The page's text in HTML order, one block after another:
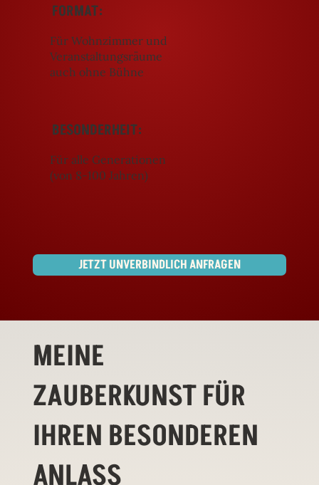
MEINE
ZAUBERKUNST FÜR
IHREN BESONDEREN
ANLASS
FORMAT:
Für Wohnzimmer und
Veranstaltungsräume
auch ohne Bühne
BESONDERHEIT:
Für alle Generationen
(von 8-100 Jahren)
JETZT UNVERBINDLICH ANFRAGEN